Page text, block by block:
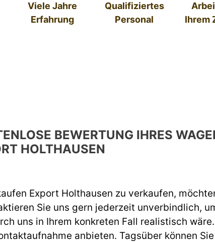
Viele Jahre
Erfahrung
Qualifiziertes
Personal
Ihrem
BEWERTUNG IHRES
HOLTHAUSEN
Export Holthausen zu verkaufen,
Sie uns gern jederzeit unverbindlich,
uns in Ihrem konkreten Fall realistisch
anbieten. Tagsüber können